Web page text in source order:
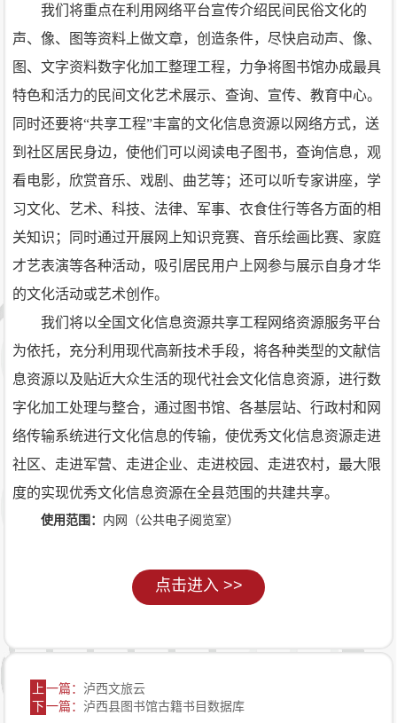
我们将重点在利用网络平台宣传介绍民间民俗文化的
声、像、图等资料上做文章，创造条件，尽快启动声、像、
图、文字资料数字化加工整理工程，力争将图书馆办成最具
特色和活力的民间文化艺术展示、查询、宣传、教育中心。
同时还要将“共享工程”丰富的文化信息资源以网络方式，送
到社区居民身边，使他们可以阅读电子图书，查询信息，观
看电影，欣赏音乐、戏剧、曲艺等；还可以听专家讲座，学
习文化、艺术、科技、法律、军事、衣食住行等各方面的相
关知识；同时通过开展网上知识竞赛、音乐绘画比赛、家庭
才艺表演等各种活动，吸引居民用户上网参与展示自身才华
的文化活动或艺术创作。
我们将以全国文化信息资源共享工程网络资源服务平台
为依托，充分利用现代高新技术手段，将各种类型的文献信
息资源以及贴近大众生活的现代社会文化信息资源，进行数
字化加工处理与整合，通过图书馆、各基层站、行政村和网
络传输系统进行文化信息的传输，使优秀文化信息资源走进
社区、走进军营、走进企业、走进校园、走进农村，最大限
度的实现优秀文化信息资源在全县范围的共建共享。
使用范围： 内网（公共电子阅览室）
点击进入 >>
上 一篇： 泸西文旅云
下一篇： 泸西县图书馆古籍书目数据库